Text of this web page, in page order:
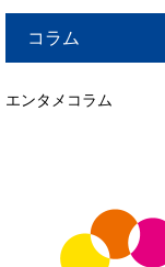
コラム
エンタメコラム